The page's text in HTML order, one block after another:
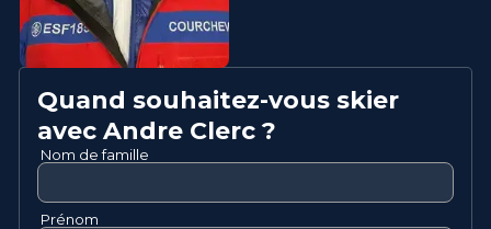
Quand souhaitez-vous skier
avec Andre Clerc ?
Nom de famille
Prénom